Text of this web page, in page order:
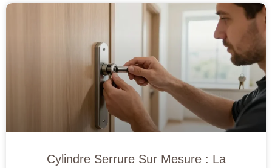
Cylindre Serrure Sur Mesure : La